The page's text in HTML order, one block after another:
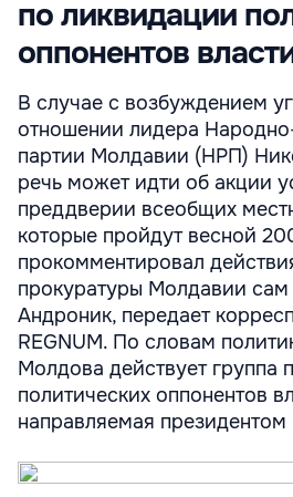
по ликвидации
оппонентов
В случае с возбуждением
отношении лидера
партии Молдавии (НРП)
речь может идти об акции
преддверии всеобщих
которые пройдут весной
прокомментировал
прокуратуры Молдавии
Андроник, передает
REGNUM. По словам
Молдова действует группа
политических оппонентов
направляемая